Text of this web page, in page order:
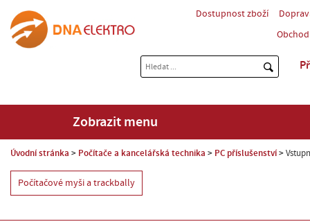
Dostupnost zboží
Zobrazit menu
Úvodní stránka Počítače a kancelářská technika PC příslušenství
Počítačové myši a trackbally